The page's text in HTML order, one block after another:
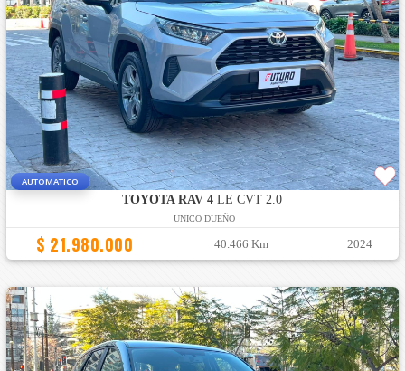
AUTOMATICO
TOYOTA RAV 4 LE CVT 2.0
UNICO DUEÑO
$ 21.980.000 40.466 Km 2024